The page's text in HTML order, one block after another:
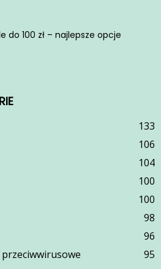
do 100 zł – najlepsze opcje
133
106
104
100
100
98
96
95